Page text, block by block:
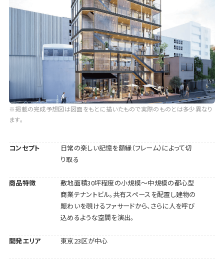
※掲載の完成予想図は図面をもとに描いたもので実際のものとは多少異なり
ます。
コンセプト
日常の楽しい記憶を額縁（フレーム）によって切
り取る
商品特徴
敷地面積30坪程度の小規模～中規模の都心型
商業テナントビル。共有スペースを配置し建物の
賑わいを覗けるファサードから、さらに人を呼び
込めるような空間を演出。
開発エリア 東京23区が中心